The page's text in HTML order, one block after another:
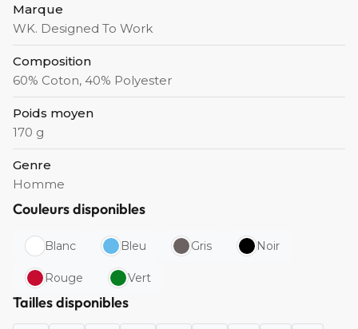
Marque
WK. Designed To Work
Composition
60% Coton, 40% Polyester
Poids moyen
170 g
Genre
Homme
Couleurs disponibles
Blanc Bleu Gris Noir
Rouge Vert
Tailles disponibles